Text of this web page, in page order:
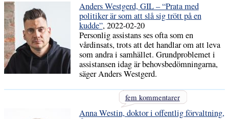
Anders Westgerd, GIL – “Prata med
politiker är som att slå sig trött på en
kudde”, 2022-02-20
Personlig assistans ses ofta som en
vårdinsats, trots att det handlar om att leva
som andra i samhället. Grundproblemet i
assistansen idag är behovsbedömningarna,
säger Anders Westgerd.
fem kommentarer
Anna Westin, doktor i offentlig förvaltning,